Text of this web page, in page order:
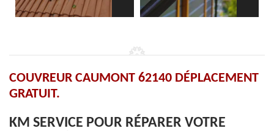
COUVREUR CAUMONT 62140 DÉPLACEMENT
GRATUIT.
KM SERVICE POUR RÉPARER VOTRE